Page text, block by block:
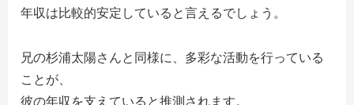
年収は比較的安定していると言えるでしょう。
兄の杉浦太陽さんと同様に、多彩な活動を行っている
ことが、
彼の年収を支えていると推測されます。